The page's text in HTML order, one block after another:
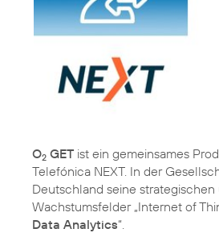
O2 GET ist ein gemeinsames
Telefónica NEXT. In der
Deutschland seine
Wachstumsfelder „Internet of
Data Analytics“.